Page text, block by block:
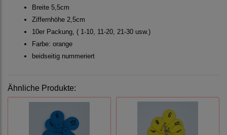
Breite 5,5cm
Ziffernhöhe 2,5cm
10er Packung, ( 1-10, 11-20, 21-30 usw.)
Farbe: orange
beidseitig nummeriert
Ähnliche Produkte: